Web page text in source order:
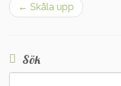
← Skåla upp
Sök